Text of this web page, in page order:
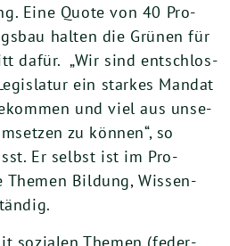
Eine Quo­te von 40 Pro­
hal­ten die Grü­nen für
dafür. „Wir sind ent­schlos­
ein star­kes Man­dat
und viel aus unse­
zu kön­nen“, so
Er selbst ist im Pro­
The­men Bil­dung, Wis­sen­